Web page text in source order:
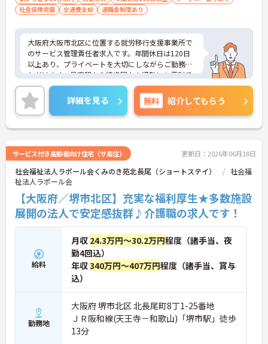
士・サービス管理責任者研修又は児童発達
社会保険完備
交通費支給 退職金制度あり
大阪府大阪市北区に位置する就労移行支援事業所で
のサービス管理責任者求人です。年間休日は120日
以上あり、プライベートを大切にしながらご勤務い
ただけます。最寄駅から徒歩圏内！通勤にも便利で
す。ご興味のある方には、面接対策ポイント等、さ
らに詳細をお話ししますのでお気軽にご相談くださ
い！
詳細を見る 無料 紹介してもらう
サービス付き高齢者向け住宅（サ高住） 更新日：2026年06月18日
社会福祉法人ラポール会くみのき苑北長尾（ショートステイ）
社会福
祉法人ラポール会
【大阪府／堺市北区】充実な福利厚生★多数施設
展開の法人で安定感抜群♪介護職の求人です！
給料
月収 24.3万円～30.2万円程度（諸手当、夜
勤4回込）
年収340万円～407万円程度（諸手当、賞与
込）
勤務地
大阪府 堺市北区 北長尾町8丁1-25番地
ＪＲ阪和線(天王寺－和歌山)「堺市駅」徒歩
13分